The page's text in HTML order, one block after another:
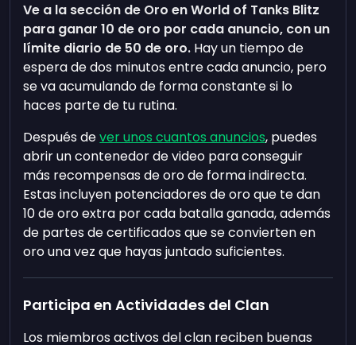
Ve a la sección de Oro en World of Tanks Blitz
para ganar 10 de oro por cada anuncio, con un
límite diario de 50 de oro. Hay un tiempo de
espera de dos minutos entre cada anuncio, pero
se va acumulando de forma constante si lo
haces parte de tu rutina.
Después dever unos cuantos anuncios, puedes
abrir un contenedor de video para conseguir
más recompensas de oro de forma indirecta.
Estas incluyen potenciadores de oro que te dan
10 de oro extra por cada batalla ganada, además
de partes de certificados que se convierten en
oro una vez que hayas juntado suficientes.
Participa en Actividades del Clan
Los miembros activos del clan reciben buenas